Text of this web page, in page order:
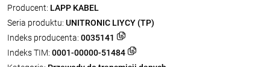
Producent: LAPP KABEL
Seria produktu: UNITRONIC LIYCY (TP)
Indeks producenta: 0035141
Indeks TIM: 0001-00000-51484